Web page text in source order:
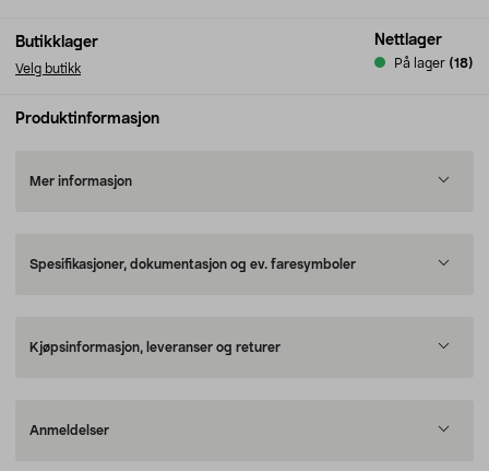
Butikklager
Velg butikk
Nettlager
På lager (18)
Produktinformasjon
Mer informasjon
Spesifikasjoner, dokumentasjon og ev. faresymboler
Kjøpsinformasjon, leveranser og returer
Anmeldelser